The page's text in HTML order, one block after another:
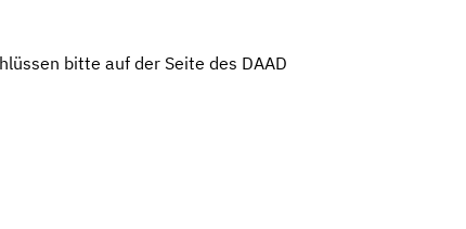
bitte auf der Seite des DAAD